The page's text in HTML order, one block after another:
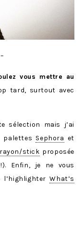
vous mettre au
tard, surtout avec
sélection mais j’ai
palettes Sephora et
stick proposée
Enfin, je ne vous
l’highlighterWhat’s